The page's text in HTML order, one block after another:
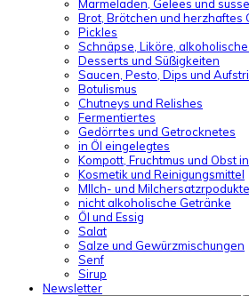
Marmeladen, Gelees und
Brot, Brötchen und herzhaftes
Pickles
Schnäpse, Liköre,
Desserts und Süßigkeiten
Saucen, Pesto, Dips und
Botulismus
Chutneys und Relishes
Fermentiertes
Gedörrtes und Getrocknetes
in Öl eingelegtes
Kompott, Fruchtmus und Obst
Kosmetik und Reinigungsmittel
MIlch- und Milchersatzrpodukte
nicht alkoholische Getränke
Öl und Essig
Salat
Salze und Gewürzmischungen
Senf
Sirup
Newsletter